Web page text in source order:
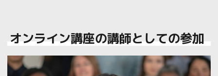
オンライン講座の講師としての参加